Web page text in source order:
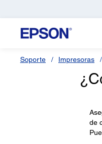
Soporte Impresoras
de